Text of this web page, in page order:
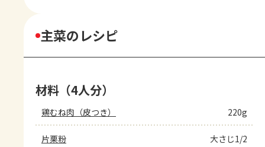
主菜のレシピ
材料（4人分）
鶏むね肉（皮つき） 220g
片栗粉 大さじ1/2